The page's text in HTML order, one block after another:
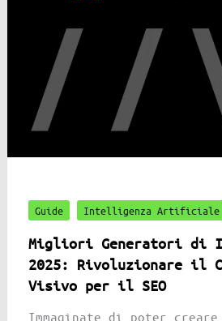
Guide Intelligenza Artificiale
Migliori Generatori di
2025: Rivoluzionare il
Visivo per il SEO
Immaginate di poter creare